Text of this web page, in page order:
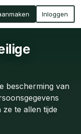
Inloggen
bescherming van
te allen tijde